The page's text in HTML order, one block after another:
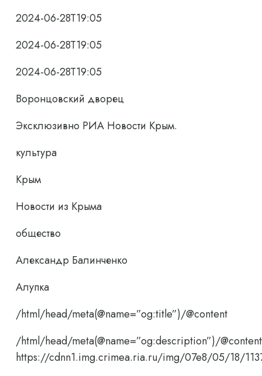
2024-06-28T19:05
2024-06-28T19:05
2024-06-28T19:05
Воронцовский дворец
Эксклюзивно РИА Новости Крым.
культура
Крым
Новости из Крыма
общество
Александр Балинченко
Алупка
/html/head/meta(@name=”og:title”)/@content
/html/head/meta(@name=”og:description”)/@content
https://cdnn1.img.crimea.ria.ru/img/07e8/05/18/